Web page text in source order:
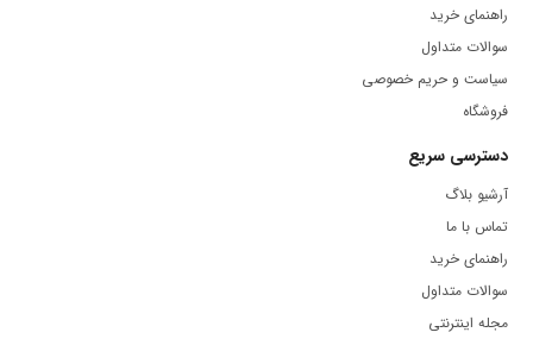
راهنمای خرید
سوالات متداول
سیاست و حریم خصوصی
فروشگاه
دسترسی سریع
آرشیو بلاگ
تماس با ما
راهنمای خرید
سوالات متداول
مجله اینترنتی